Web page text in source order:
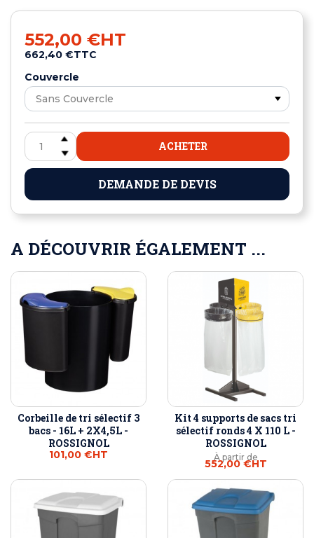
552,00 €HT
662,40 €TTC
Couvercle
ACHETER
DEMANDE DE DEVIS
A DÉCOUVRIR ÉGALEMENT ...
Corbeille de tri sélectif 3
bacs - 16L + 2X4,5L -
ROSSIGNOL
101,00 €HT
Kit 4 supports de sacs tri
sélectif ronds 4 X 110 L -
ROSSIGNOL
À partir de
552,00 €HT